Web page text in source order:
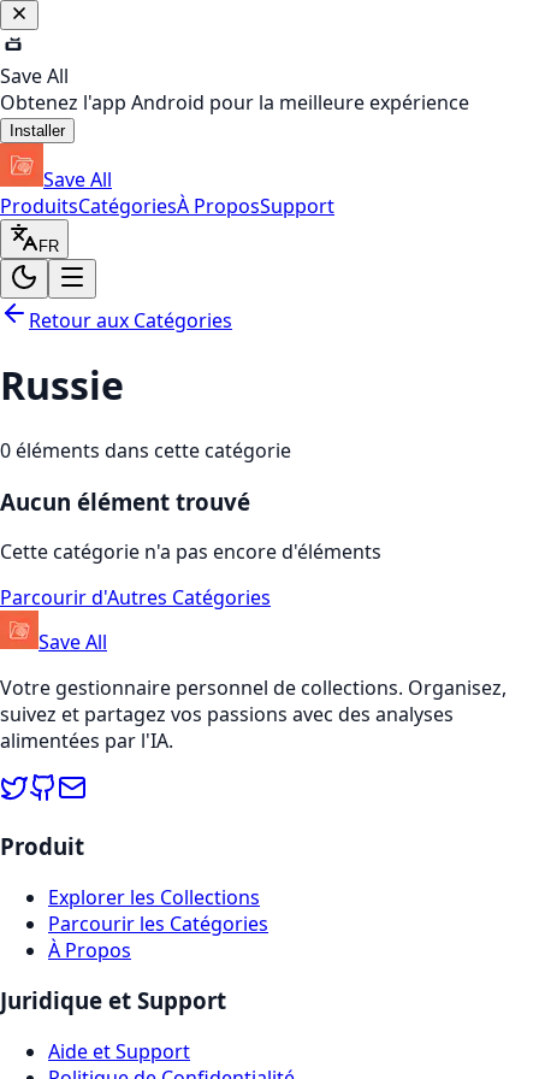
Save All
Obtenez l'app Android pour la meilleure expérience
Installer
Save All
ProduitsCatégoriesÀ ProposSupport
FR
Retour aux Catégories
Russie
0éléments dans cette catégorie
Aucun élément trouvé
Cette catégorie n'a pas encore d'éléments
Parcourir d'Autres Catégories
Save All
Votre gestionnaire personnel de collections. Organisez,
suivez et partagez vos passions avec des analyses
alimentées par l'IA.
Produit
Explorer les Collections
Parcourir les Catégories
À Propos
Juridique et Support
Aide et Support